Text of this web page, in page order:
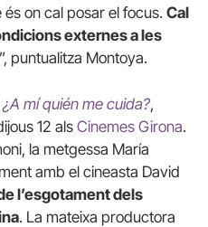
on cal posar el focus. Cal
externes a les
”, puntualitza Montoya.
¿A mí quién me cuida?,
12 als Cinemes Girona.
la metgessa María
amb el cineasta David
l’esgotament dels
. La mateixa productora